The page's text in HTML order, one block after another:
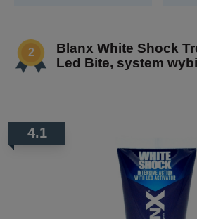
Blanx White Shock
Led Bite, system
4.1